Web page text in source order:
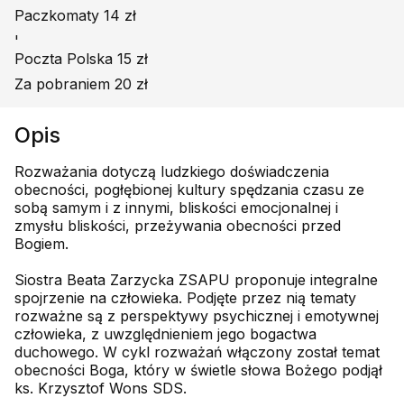
Paczkomaty 14 zł
'
Poczta Polska 15 zł
Za pobraniem 20 zł
Opis
Rozważania dotyczą ludzkiego doświadczenia
obecności, pogłębionej kultury spędzania czasu ze
sobą samym i z innymi, bliskości emocjonalnej i
zmysłu bliskości, przeżywania obecności przed
Bogiem.
Siostra Beata Zarzycka ZSAPU proponuje integralne
spojrzenie na człowieka. Podjęte przez nią tematy
rozważne są z perspektywy psychicznej i emotywnej
człowieka, z uwzględ­nieniem jego bogactwa
duchowego. W cykl rozważań włączony został temat
obecności Boga, który w świetle słowa Bożego podjął
ks. Krzysztof Wons SDS.